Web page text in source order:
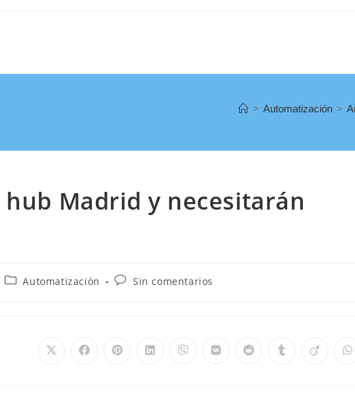
> Automatización >
Madrid y necesitarán
Automatización Sin comentarios